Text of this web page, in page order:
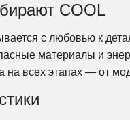
COOL
с любовью к
материалы и
на всех этапах — от